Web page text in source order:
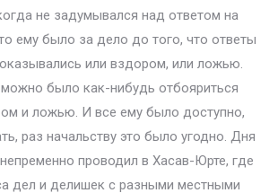
не задумывался над ответом на
ему было за дело до того, что ответы
или вздором, или ложью.
было как-нибудь отбояриться
и ложью. И все ему было доступно,
раз начальству это было угодно. Дня
проводил в Хасав-Юрте, где
дел и делишек с разными местными